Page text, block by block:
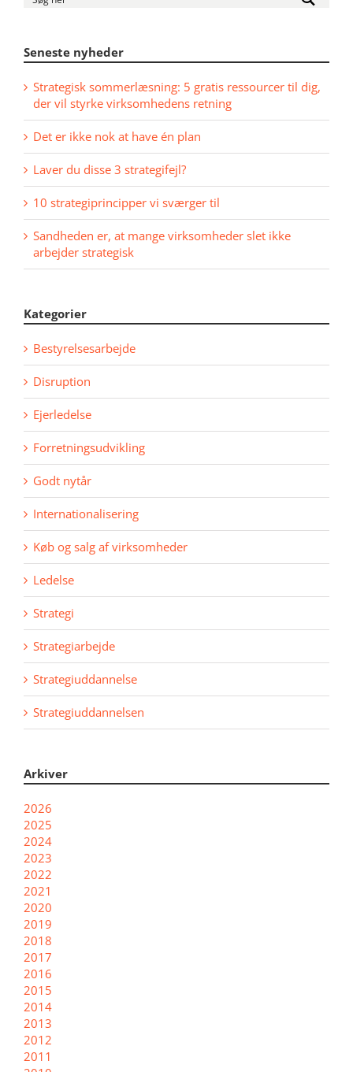
Seneste nyheder
Strategisk sommerlæsning: 5 gratis ressourcer til dig,
der vil styrke virksomhedens retning
Det er ikke nok at have én plan
Laver du disse 3 strategifejl?
10 strategiprincipper vi sværger til
Sandheden er, at mange virksomheder slet ikke
arbejder strategisk
Kategorier
Bestyrelsesarbejde
Disruption
Ejerledelse
Forretningsudvikling
Godt nytår
Internationalisering
Køb og salg af virksomheder
Ledelse
Strategi
Strategiarbejde
Strategiuddannelse
Strategiuddannelsen
Arkiver
2026
2025
2024
2023
2022
2021
2020
2019
2018
2017
2016
2015
2014
2013
2012
2011